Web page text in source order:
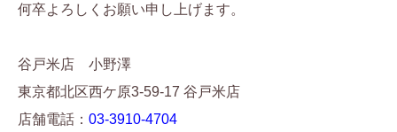
何卒よろしくお願い申し上げます。
谷戸米店 小野澤
東京都北区西ケ原3-59-17 谷戸米店
店舗電話： 03-3910-4704